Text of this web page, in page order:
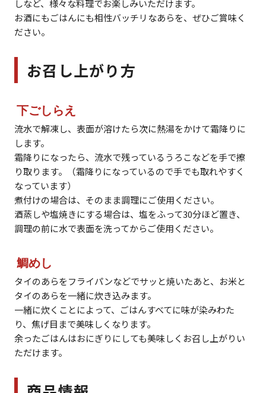
しなど、様々な料理でお楽しみいただけます。
お酒にもごはんにも相性バッチリなあらを、ぜひご賞味く
ださい。
お召し上がり方
下ごしらえ
流水で解凍し、表面が溶けたら次に熱湯をかけて霜降りに
します。
霜降りになったら、流水で残っているうろこなどを手で擦
り取ります。（霜降りになっているので手でも取れやすく
なっています）
煮付けの場合は、そのまま調理にご使用ください。
酒蒸しや塩焼きにする場合は、塩をふって30分ほど置き、
調理の前に水で表面を洗ってからご使用ください。
鯛めし
タイのあらをフライパンなどでサッと焼いたあと、お米と
タイのあらを一緒に炊き込みます。
一緒に炊くことによって、ごはんすべてに味が染みわた
り、焦げ目まで美味しくなります。
余ったごはんはおにぎりにしても美味しくお召し上がりい
ただけます。